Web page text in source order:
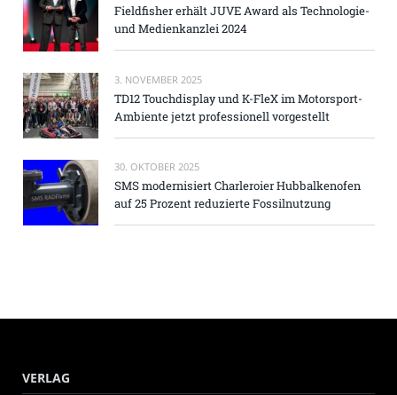
Fieldfisher erhält JUVE Award als Technologie-
und Medienkanzlei 2024
3. NOVEMBER 2025
TD12 Touchdisplay und K-FleX im Motorsport-
Ambiente jetzt professionell vorgestellt
30. OKTOBER 2025
SMS modernisiert Charleroier Hubbalkenofen
auf 25 Prozent reduzierte Fossilnutzung
VERLAG